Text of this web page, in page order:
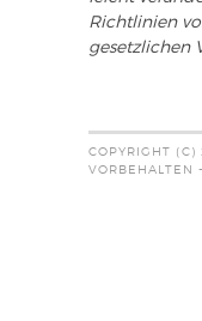
Richtlinien
gesetzlichen
COPYRIGHT (C)
VORBEHALTEN